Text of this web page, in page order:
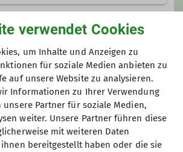
im Naturschutzgebiet
verwendet Cookies
um Inhalte und Anzeigen zu
für soziale Medien anbieten zu
auf unsere Website zu analysieren.
Informationen zu Ihrer Verwendung
unsere Partner für soziale Medien,
weiter. Unsere Partner führen diese
mit weiteren Daten
ihnen bereitgestellt haben oder die sie